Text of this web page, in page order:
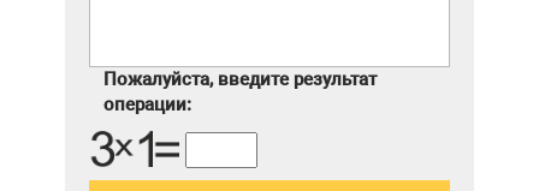
Пожалуйста, введите результат
операции: